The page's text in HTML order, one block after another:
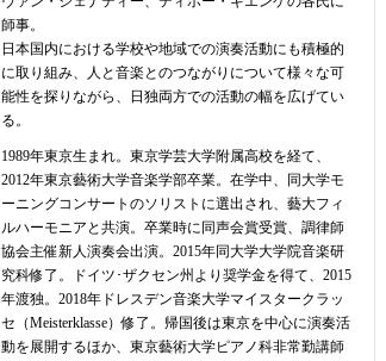
師事。
日本国内における学校や地域での演奏活動にも積極的
に取り組み、人と音楽とのつながりについて様々な可
能性を探りながら、日独両方での活動の幅を広げてい
る。
1989年東京生まれ。東京学芸大学附属高校を経て、
2012年東京藝術大学音楽学部卒業。在学中、同大学モ
ーニングコンサートのソリストに選出され、藝大フィ
ルハーモニアと共演。卒業時に同声会賞受賞、調律師
協会主催新人演奏会出演。2015年同大学大学院音楽研
究科修了。ドイツ･ザクセン州より奨学金を得て、2015
年渡独。2018年ドレスデン音楽大学マイスタークラッ
セ（Meisterklasse）修了。帰国後は東京を中心に演奏活
動を展開するほか、東京藝術大学ピアノ科非常勤講師